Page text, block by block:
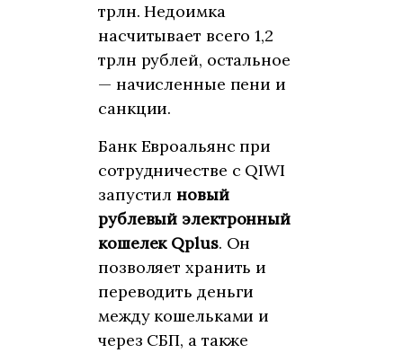
трлн. Недоимка
насчитывает всего 1,2
трлн рублей, остальное
— начисленные пени и
санкции.
Банк Евроальянс при
сотрудничестве с QIWI
запустил новый
рублевый электронный
кошелек Qplus. Он
позволяет хранить и
переводить деньги
между кошельками и
через СБП, а также